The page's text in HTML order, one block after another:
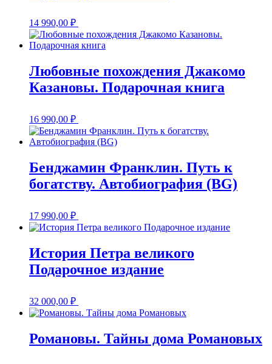
14 990,00 ₽
Любовные похождения Джакомо
Казановы. Подарочная книга
16 990,00 ₽
Бенджамин Франклин. Путь к
богатству. Автобиография (BG)
17 990,00 ₽
История Петра великого
Подарочное издание
32 000,00 ₽
Романовы. Тайны дома Романовых